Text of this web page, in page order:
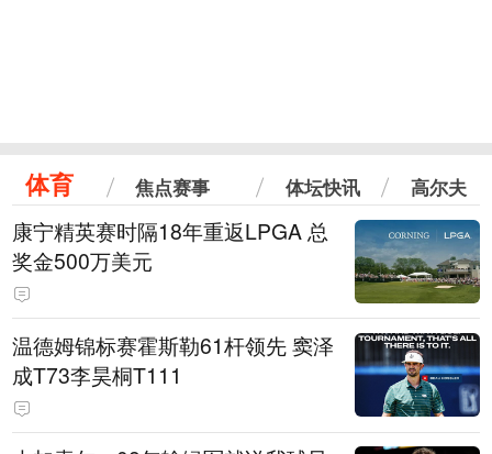
体育 焦点赛事 体坛快讯 高尔夫
康宁精英赛时隔18年重返LPGA 总
奖金500万美元
温德姆锦标赛霍斯勒61杆领先 窦泽
成T73李昊桐T111